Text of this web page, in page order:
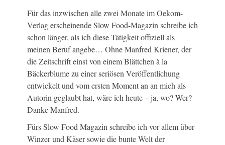
Für das inzwischen alle zwei Monate im Oekom-
Verlag erscheinende Slow Food-Magazin schreibe ich
schon länger, als ich diese Tätigkeit offiziell als
meinen Beruf angebe… Ohne Manfred Kriener, der
die Zeitschrift einst von einem Blättchen à la
Bäckerblume zu einer seriösen Veröffentlichung
entwickelt und vom ersten Moment an an mich als
Autorin geglaubt hat, wäre ich heute – ja, wo? Wer?
Danke Manfred.
Fürs Slow Food Magazin schreibe ich vor allem über
Winzer und Käser sowie die bunte Welt der